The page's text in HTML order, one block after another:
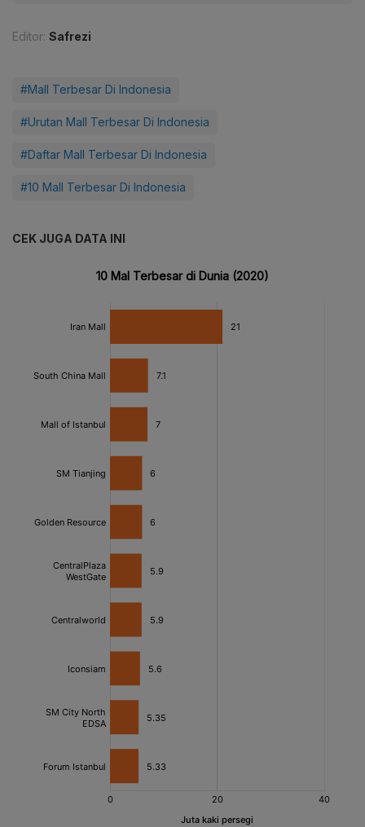
Editor: Safrezi
#Mall Terbesar Di Indonesia
#Urutan Mall Terbesar Di Indonesia
#Daftar Mall Terbesar Di Indonesia
#10 Mall Terbesar Di Indonesia
CEK JUGA DATA INI